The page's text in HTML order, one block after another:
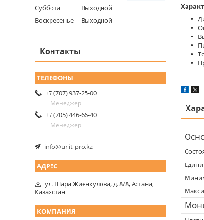
Суббота
Выходной
Воскресенье
Выходной
Контакты
+7 (707) 937-25-00
Менеджер
+7 (705) 446-66-40
Менеджер
info@unit-pro.kz
ул. Шара Жиенкулова, д. 8/8, Астана,
Казахстан